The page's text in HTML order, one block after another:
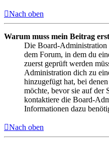
Nach oben
Warum muss mein Beitrag
Die Board-Administration
dem Forum, in dem du
zuerst geprüft werden
Administration dich zu
hinzugefügt hat, bei
möchte, bevor sie auf der
kontaktiere die Board-
Informationen dazu
Nach oben